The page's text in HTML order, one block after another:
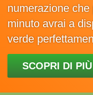
numerazione
minuto avrai a
verde
SCOPRI DI PIÙ